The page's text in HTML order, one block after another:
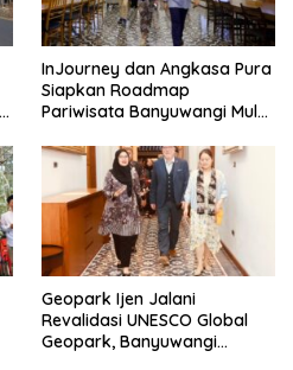
InJourney dan Angkasa Pura
Siapkan Roadmap
Pariwisata Banyuwangi Mulai
Geopark Ijen Jalani
Revalidasi UNESCO Global
Geopark, Banyuwangi